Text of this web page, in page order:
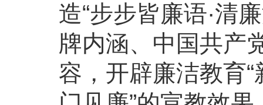
造“步步皆廉语·清
牌内涵、中国共产
容，开辟廉洁教育“